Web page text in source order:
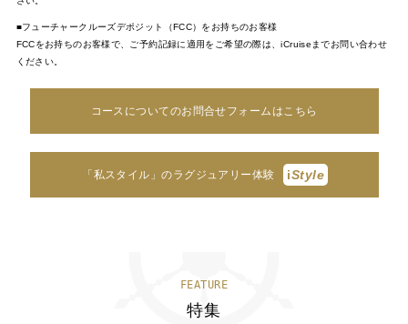
■フューチャークルーズデポジット（FCC）をお持ちのお客様
FCCをお持ちのお客様で、ご予約記録に適用をご希望の際は、iCruiseまでお問い合わせ
ください。
コースについてのお問合せフォームはこちら
「私スタイル」のラグジュアリー体験 iStyle
FEATURE
特集